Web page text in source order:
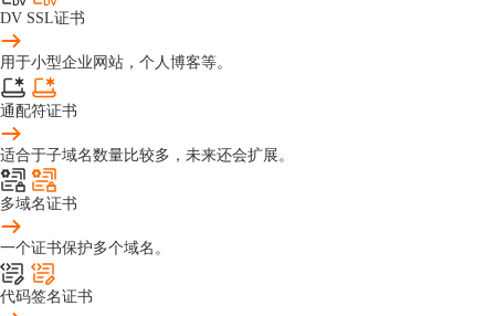
DV SSL证书
用于小型企业网站，个人博客等。
通配符证书
适合于子域名数量比较多，未来还会扩展。
多域名证书
一个证书保护多个域名。
代码签名证书